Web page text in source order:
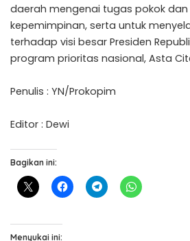
daerah mengenai tugas pokok dan
kepemimpinan, serta untuk
terhadap visi besar Presiden
program prioritas nasional, Asta
Penulis : YN/Prokopim
Editor : Dewi
Bagikan ini:
Menyukai ini: